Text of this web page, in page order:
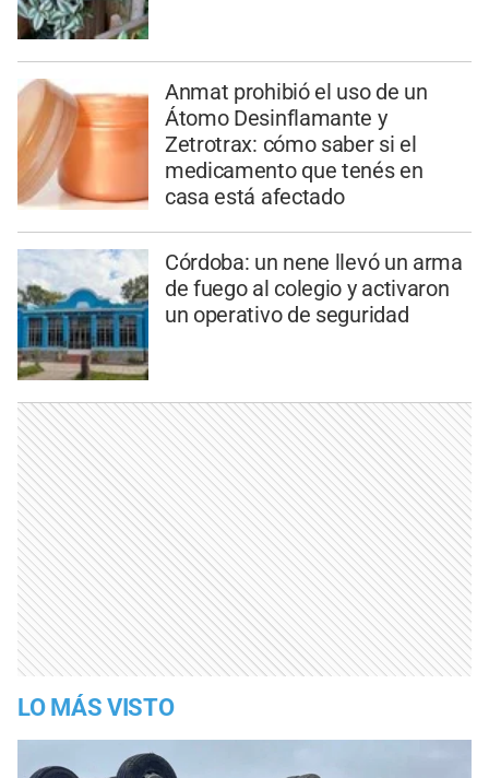
Anmat prohibió el uso de un
Átomo Desinflamante y
Zetrotrax: cómo saber si el
medicamento que tenés en
casa está afectado
Córdoba: un nene llevó un arma
de fuego al colegio y activaron
un operativo de seguridad
LO MÁS VISTO